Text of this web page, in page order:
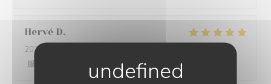
Hervé D
2026-07-03
服务
5 质价比